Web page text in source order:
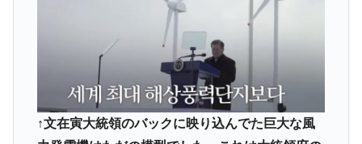
平成仮面ライダーの意外すぎるモチーフとは？
発表から2日で大崩壊、鳴かず飛ばずに終わりそう
なスーパーリーグとは？
日本人マスターズ挑戦の歴史。松山以前に最高位
だった選手とは？
Fact1
甲子園通算本塁打、最多の清原に次いで多く打っ
↑文在寅大統領のバックに映り込んでた巨大な風